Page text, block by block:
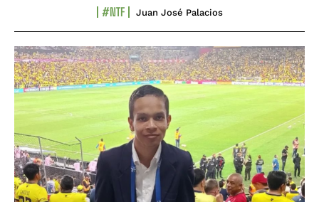
#NTF Juan José Palacios